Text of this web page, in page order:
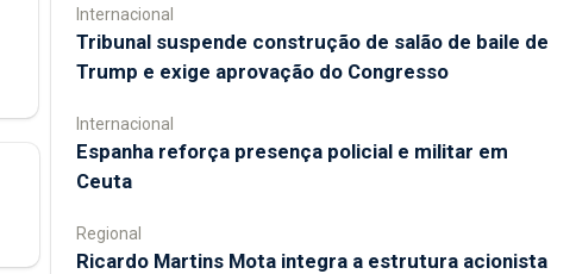
Internacional
Tribunal suspende construção de salão de baile de
Trump e exige aprovação do Congresso
Internacional
Espanha reforça presença policial e militar em
Ceuta
Regional
Ricardo Martins Mota integra a estrutura acionista